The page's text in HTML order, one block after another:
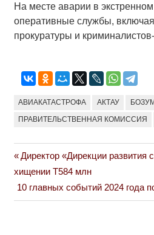
На месте аварии в
оперативные службы,
прокуратуры и
АВИАКАТАСТРОФА АКТАУ
ПРАВИТЕЛЬСТВЕННАЯ КОМИССИЯ
Навигация
по
Previous
Post:
Директор «Дирекции развития
хищении Т584 млн
Next
Post:
10 главных событий 2024 года